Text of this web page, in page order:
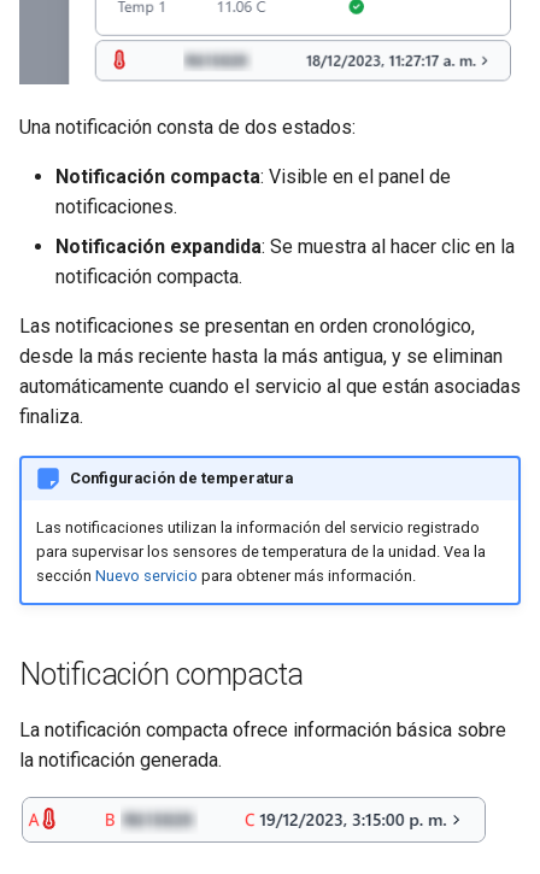
Una notificación consta de dos estados:
Notificación compacta: Visible en el panel de
notificaciones.
Notificación expandida: Se muestra al hacer clic en la
notificación compacta.
Las notificaciones se presentan en orden cronológico,
desde la más reciente hasta la más antigua, y se eliminan
automáticamente cuando el servicio al que están asociadas
finaliza.
Configuración de temperatura
Las notificaciones utilizan la información del servicio registrado
para supervisar los sensores de temperatura de la unidad. Vea la
sección Nuevo servicio para obtener más información.
Notificación compacta
La notificación compacta ofrece información básica sobre
la notificación generada.